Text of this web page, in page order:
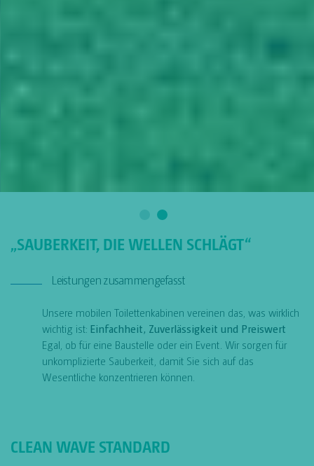
„SAUBERKEIT, DIE WELLEN SCHLÄGT“
Leistungen zusammengefasst
Unsere mobilen Toilettenkabinen vereinen das, was wirklich
wichtig ist: Einfachheit, Zuverlässigkeit und Preiswert
Egal, ob für eine Baustelle oder ein Event. Wir sorgen für
unkomplizierte Sauberkeit, damit Sie sich auf das
Wesentliche konzentrieren können.
CLEAN WAVE STANDARD